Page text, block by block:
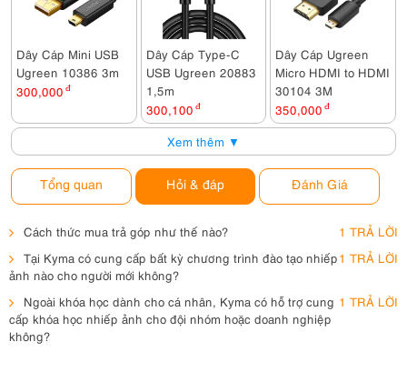
Dây Cáp Mini USB
Ugreen 10386 3m
300,000 đ
Dây Cáp Type-C
USB Ugreen 20883
1,5m
300,100 đ
Dây Cáp Ugreen
Micro HDMI to HDMI
30104 3M
350,000 đ
Xem thêm ▼
Tổng quan Hỏi & đáp Đánh Giá
Cách thức mua trả góp như thế nào?
1 TRẢ LỜI
Tại Kyma có cung cấp bất kỳ chương trình đào tạo nhiếp
ảnh nào cho người mới không?
1 TRẢ LỜI
Ngoài khóa học dành cho cá nhân, Kyma có hỗ trợ cung
cấp khóa học nhiếp ảnh cho đội nhóm hoặc doanh nghiệp
không?
1 TRẢ LỜI